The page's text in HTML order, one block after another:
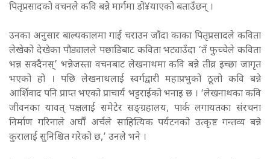
पितृप्रसादको वचनले कवि बन्ने मार्गमा डो¥याएको बताउँछन् ।
उनका अनुसार बाल्यकालमा गाई चराउन जाँदा काका पितृप्रसादले कविता
लेखेको देखेका पौड्यालले पछाडिबाट कविता भट्याउँदा ‘तँ फुच्चेले कविता
भन्न सक्दैनस्’ भन्नेजस्ता वचनबाट लेखनाथमा कवि बन्ने तीव्र इच्छा जागृत
भएको हो । पछि लेखनाथलाई स्वर्गद्वारी महाप्रभुको ठूलो कवि बन्ने
आर्शिवाद पनि प्राप्त भएको प्राचार्य भट्टराईको भनाइ छ । ‘लेखनाथका कवि
जीवनका यावत् पक्षलाई समेटेर सङ्ग्रहालय, पार्क लगायतका संरचना
निर्माण गरिनाले अर्घौं अर्चले साहित्यिक पर्यटनको उत्कृष्ट गन्तव्य बन्ने
कुरालाई सुनिश्चित गरेको छ,’ उनले भने ।